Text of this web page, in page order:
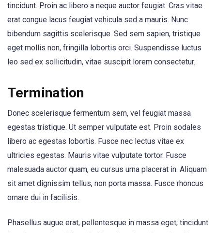
tincidunt. Proin ac libero a neque auctor feugiat. Cras vitae
erat congue lacus feugiat vehicula sed a mauris. Nunc
bibendum sagittis scelerisque. Sed sem sapien, tristique
eget mollis non, fringilla lobortis orci. Suspendisse luctus
leo sed ex sollicitudin, vitae suscipit lorem consectetur.
Termination
Donec scelerisque fermentum sem, vel feugiat massa
egestas tristique. Ut semper vulputate est. Proin sodales
libero ac egestas lobortis. Fusce nec lectus vitae ex
ultricies egestas. Mauris vitae vulputate tortor. Fusce
malesuada auctor quam, eu cursus urna placerat in. Aliquam
sit amet dignissim tellus, non porta massa. Fusce rhoncus
ornare dui in facilisis.
Phasellus augue erat, pellentesque in massa eget, tincidunt